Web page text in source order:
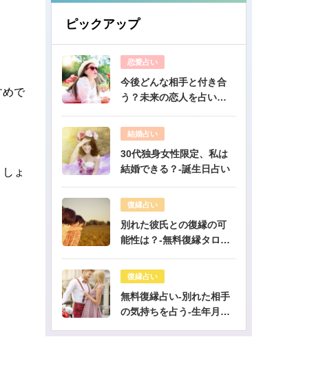
めで
ょ
ピックアップ
恋愛占い
今後どんな相手と付き合
う？未来の恋人を占いま
結婚占い
30代独身女性限定、私は
結婚できる？-誕生日占い
復縁占い
別れた彼氏との復縁の可
能性は？-無料復縁タロッ
復縁占い
無料復縁占い-別れた相手
の気持ちを占う-生年月日